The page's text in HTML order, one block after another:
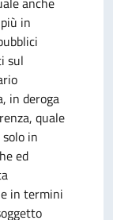
in
sul
in deroga
quale
in
ed
in termini